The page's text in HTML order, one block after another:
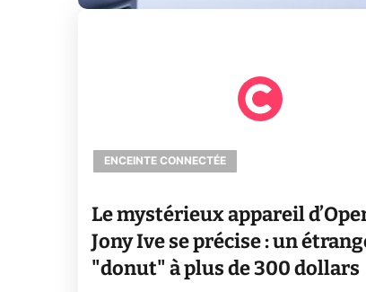
ENCEINTE CONNECTÉE
Le mystérieux appareil
Jony Ive se précise : un
"donut" à plus de 300 dollars